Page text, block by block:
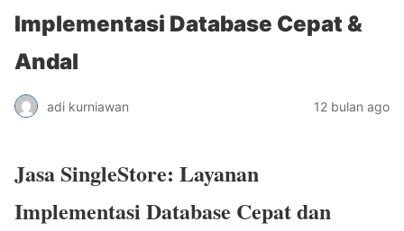
Implementasi Database Cepat &
Andal
adi kurniawan 12 bulan ago
Jasa SingleStore: Layanan
Implementasi Database Cepat dan